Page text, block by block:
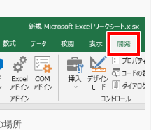
場所